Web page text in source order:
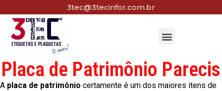
3tec@3tecinfor.com.br
Placa de Patrimônio Parecis
A placa de patrimônio certamente é um dos maiores itens de